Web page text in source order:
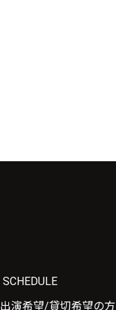
SCHEDULE
出演希望/貸切希望の方